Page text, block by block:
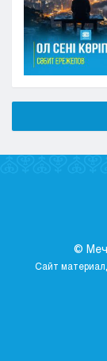
©
Сайт